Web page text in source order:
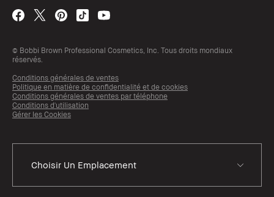
© Bobbi Brown Professional Cosmetics, Inc. Tous droits mondiaux
réservés.
Conditions générales de ventes
Politique en matière de confidentialité et de cookies
Conditions générales de ventes par téléphone
Conditions d'utilisation
Gérer les Cookies